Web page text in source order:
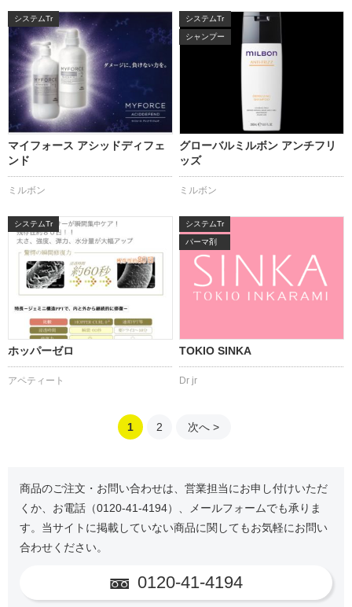
システムTr
マイフォース アシッドディフェ
ンド
ミルボン
システムTr
シャンプー
グローバルミルボン アンチフリ
ッズ
ミルボン
システムTr
ホッパーゼロ
アペティート
システムTr
パーマ剤
TOKIO SINKA
Dr jr
1 2 次へ >
商品のご注文・お問い合わせは、営業担当にお申し付けいただ
くか、お電話（0120-41-4194）、メールフォームでも承りま
す。当サイトに掲載していない商品に関してもお気軽にお問い
合わせください。
0120-41-4194